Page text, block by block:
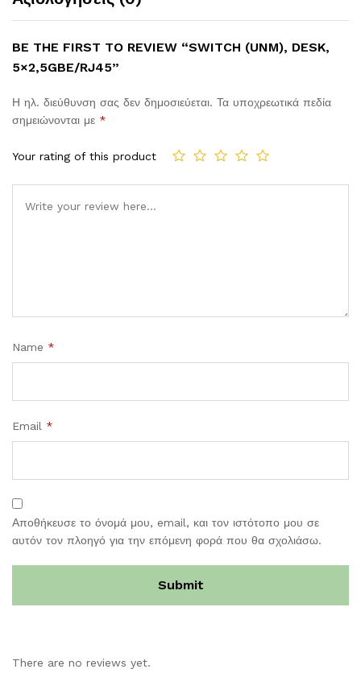
BE THE FIRST TO REVIEW “SWITCH (UNM), DESK,
5×2,5GBE/RJ45”
Η ηλ. διεύθυνση σας δεν δημοσιεύεται. Τα υποχρεωτικά πεδία
σημειώνονται με *
Your rating of this product
Name *
Email *
Αποθήκευσε το όνομά μου, email, και τον ιστότοπο μου σε
αυτόν τον πλοηγό για την επόμενη φορά που θα σχολιάσω.
There are no reviews yet.